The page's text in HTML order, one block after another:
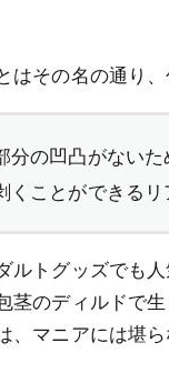
はその名の通り
分の凹凸がない
くことができる
ルトグッズでも
茎のディルドで
、マニアには堪ら